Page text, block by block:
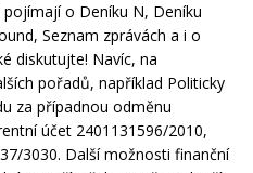
o Deníku N, Deníku
Seznam zprávách a i o
diskutujte! Navíc, na
pořadů, například Politicky
za případnou odměnu
účet 2401131596/2010,
3030. Další možnosti finanční